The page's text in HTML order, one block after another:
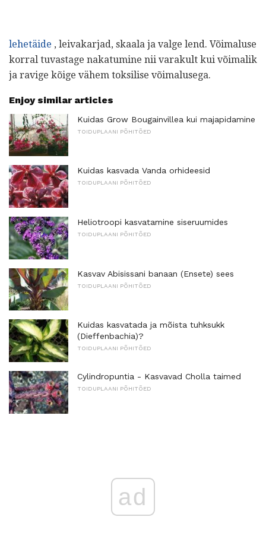
lehetäide , leivakarjad, skaala ja valge lend. Võimaluse
korral tuvastage nakatumine nii varakult kui võimalik
ja ravige kõige vähem toksilise võimalusega.
Enjoy similar articles
Kuidas Grow Bougainvillea kui majapidamine
TOIDUPLAANI PÕHITÕED
Kuidas kasvada Vanda orhideesid
TOIDUPLAANI PÕHITÕED
Heliotroopi kasvatamine siseruumides
TOIDUPLAANI PÕHITÕED
Kasvav Abisissani banaan (Ensete) sees
TOIDUPLAANI PÕHITÕED
Kuidas kasvatada ja mõista tuhksukk
(Dieffenbachia)?
TOIDUPLAANI PÕHITÕED
Cylindropuntia - Kasvavad Cholla taimed
TOIDUPLAANI PÕHITÕED
ad